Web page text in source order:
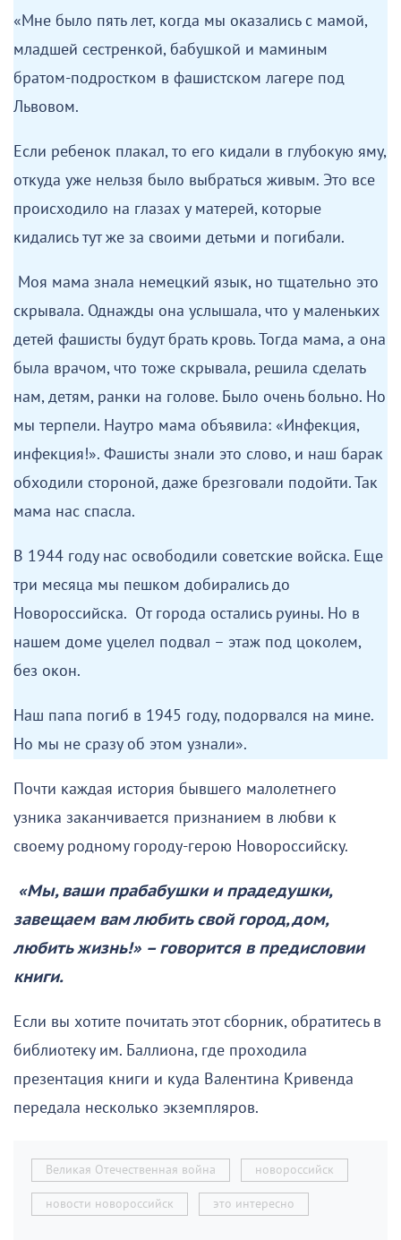
«Мне было пять лет, когда мы оказались с мамой,
младшей сестренкой, бабушкой и маминым
братом-подростком в фашистском лагере под
Львовом.
Если ребенок плакал, то его кидали в глубокую яму,
откуда уже нельзя было выбраться живым. Это все
происходило на глазах у матерей, которые
кидались тут же за своими детьми и погибали.
Моя мама знала немецкий язык, но тщательно это
скрывала. Однажды она услышала, что у маленьких
детей фашисты будут брать кровь. Тогда мама, а она
была врачом, что тоже скрывала, решила сделать
нам, детям, ранки на голове. Было очень больно. Но
мы терпели. Наутро мама объявила: «Инфекция,
инфекция!». Фашисты знали это слово, и наш барак
обходили стороной, даже брезговали подойти. Так
мама нас спасла.
В 1944 году нас освободили советские войска. Еще
три месяца мы пешком добирались до
Новороссийска. От города остались руины. Но в
нашем доме уцелел подвал – этаж под цоколем,
без окон.
Наш папа погиб в 1945 году, подорвался на мине.
Но мы не сразу об этом узнали».
Почти каждая история бывшего малолетнего
узника заканчивается признанием в любви к
своему родному городу-герою Новороссийску.
«Мы, ваши прабабушки и прадедушки,
завещаем вам любить свой город, дом,
любить жизнь!» – говорится в предисловии
книги.
Если вы хотите почитать этот сборник, обратитесь в
библиотеку им. Баллиона, где проходила
презентация книги и куда Валентина Кривенда
передала несколько экземпляров.
Великая Отечественная война новороссийск
новости новороссийск это интересно